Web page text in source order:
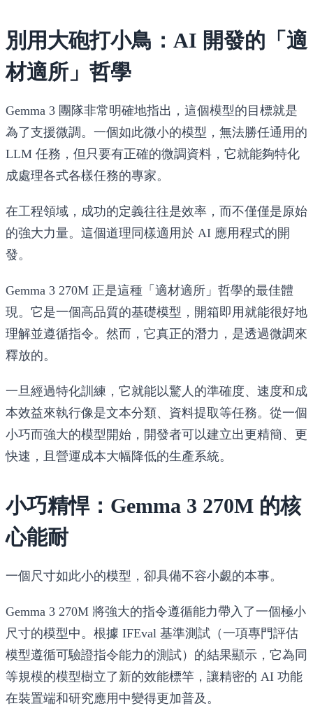
別用大砲打小鳥：AI 開發的「適
材適所」哲學
Gemma 3 團隊非常明確地指出，這個模型的目標就是
為了支援微調。一個如此微小的模型，無法勝任通用的
LLM 任務，但只要有正確的微調資料，它就能夠特化
成處理各式各樣任務的專家。
在工程領域，成功的定義往往是效率，而不僅僅是原始
的強大力量。這個道理同樣適用於 AI 應用程式的開
發。
Gemma 3 270M 正是這種「適材適所」哲學的最佳體
現。它是一個高品質的基礎模型，開箱即用就能很好地
理解並遵循指令。然而，它真正的潛力，是透過微調來
釋放的。
一旦經過特化訓練，它就能以驚人的準確度、速度和成
本效益來執行像是文本分類、資料提取等任務。從一個
小巧而強大的模型開始，開發者可以建立出更精簡、更
快速，且營運成本大幅降低的生產系統。
小巧精悍：Gemma 3 270M 的核
心能耐
一個尺寸如此小的模型，卻具備不容小覷的本事。
Gemma 3 270M 將強大的指令遵循能力帶入了一個極小
尺寸的模型中。根據 IFEval 基準測試（一項專門評估
模型遵循可驗證指令能力的測試）的結果顯示，它為同
等規模的模型樹立了新的效能標竿，讓精密的 AI 功能
在裝置端和研究應用中變得更加普及。